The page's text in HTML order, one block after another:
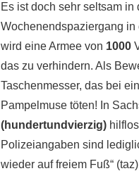
Es ist doch sehr seltsam
Wochenendspaziergang in
wird eine Armee von 1000
das zu verhindern. Als
Taschenmesser, das bei
Pampelmuse töten! In
(hundertundvierzig)
Polizeiangaben sind
wieder auf freiem Fuß“